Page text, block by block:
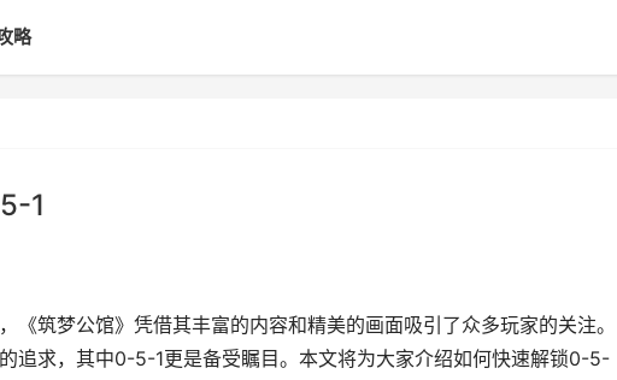
略
1
《筑梦公馆》凭借其丰富的内容和精美的画面吸引了众多玩家的关注。
追求，其中0-5-1更是备受瞩目。本文将为大家介绍如何快速解锁0-5-